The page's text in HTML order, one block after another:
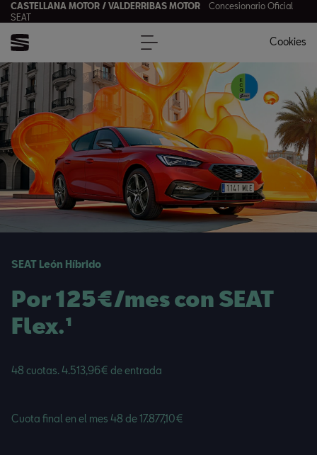
CASTELLANA MOTOR / VALDERRIBAS MOTOR
Concesionario Oficial
SEAT
Cookies
SEAT León Híbrido
Por 125€/mes con SEAT
Flex.¹
48 cuotas. 4.513,96€ de entrada
Cuota final en el mes 48 de 17.877,10€